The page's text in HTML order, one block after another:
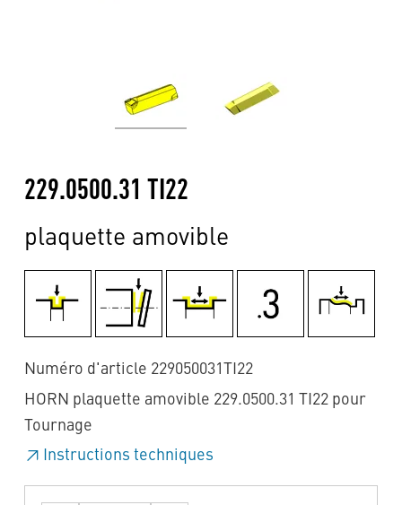
229.0500.31 TI22
plaquette amovible
Numéro d'article 229050031TI22
HORN plaquette amovible 229.0500.31 TI22 pour
Tournage
Instructions techniques